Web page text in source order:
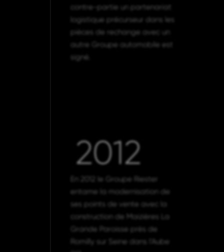
contre-partie un partenariat
logistique précurseur dans les
pièces de rechange avec un
autre Groupe automobile est
signé.
2012
En 2012 le Groupe Riester
entame la modernisation de
ses points de vente avec la
construction de Maizières La
Grande Paroisse près de
Romilly sur Seine dans l’Aube